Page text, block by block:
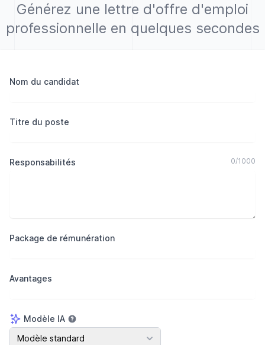
Générez une lettre d'offre d'emploi
professionnelle en quelques secondes
Nom du candidat
Titre du poste
Responsabilités 0/1000
Package de rémunération
Avantages
Modèle IA
Modèle IA
Modèle standard